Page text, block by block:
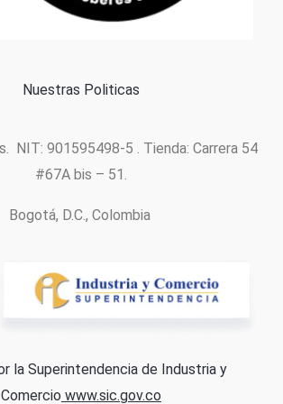
Nuestras Politicas
NIT: 901595498-5 . Tienda: Carrera 54
#67A bis – 51.
Bogotá, D.C., Colombia
la Superintendencia de Industria y
Comercio www.sic.gov.co